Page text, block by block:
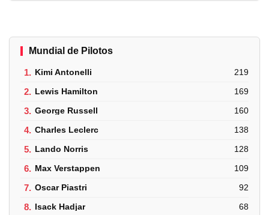
Mundial de Pilotos
1. Kimi Antonelli 219
2. Lewis Hamilton 169
3. George Russell 160
4. Charles Leclerc 138
5. Lando Norris 128
6. Max Verstappen 109
7. Oscar Piastri 92
8. Isack Hadjar 68